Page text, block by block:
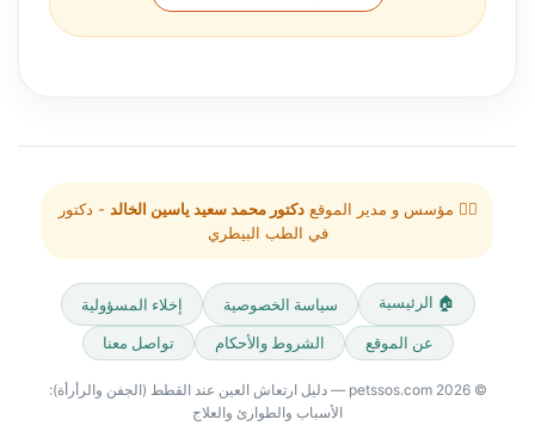
👨‍⚕️ مؤسس و مدير الموقعدكتور محمد سعيد ياسين الخالد - دكتور
في الطب البيطري
🏠 الرئيسية سياسة الخصوصية إخلاء المسؤولية
عن الموقع الشروط والأحكام تواصل معنا
© 2026 petssos.com — دليل ارتعاش العين عند القطط (الجفن والرأرأة):
الأسباب والطوارئ والعلاج